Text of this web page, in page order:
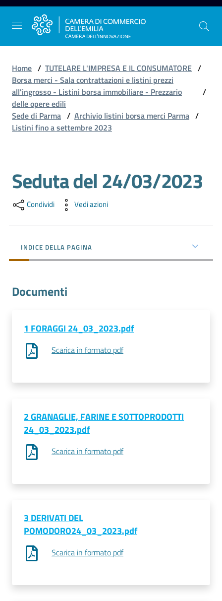
Vai al contenuto
Vai alla navigazione
Vai al footer
La
Camera
dell'Emilia
l'impresa
l'impresa
territorio
Consumatore
digitale
on line
Pagamenti
on line
Home / TUTELARE L'IMPRESA E IL CONSUMATORE /
Borsa merci - Sala contrattazioni e listini prezzi
all'ingrosso - Listini borsa immobiliare - Prezzario
delle opere edili
/
Sede di Parma / Archivio listini borsa merci Parma /
Listini fino a settembre 2023
Salta al contenuto
Seduta del 24/03/2023
Condividi Vedi azioni
INDICE DELLA PAGINA
Documenti
1 FORAGGI 24_03_2023.pdf
Scarica in formato pdf
2 GRANAGLIE, FARINE E SOTTOPRODOTTI
24_03_2023.pdf
Scarica in formato pdf
3 DERIVATI DEL
POMODORO24_03_2023.pdf
Scarica in formato pdf